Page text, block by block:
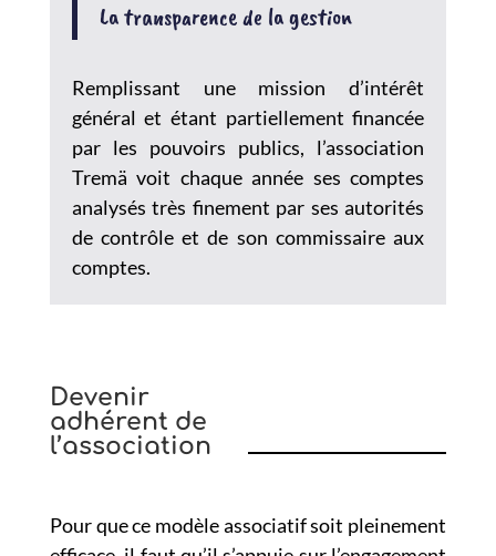
La transparence de la gestion
Remplissant une mission d’intérêt
général et étant partiellement financée
par les pouvoirs publics, l’association
Tremä voit chaque année ses comptes
analysés très finement par ses autorités
de contrôle et de son commissaire aux
comptes.
Devenir
adhérent de
l’association
Pour que ce modèle associatif soit pleinement